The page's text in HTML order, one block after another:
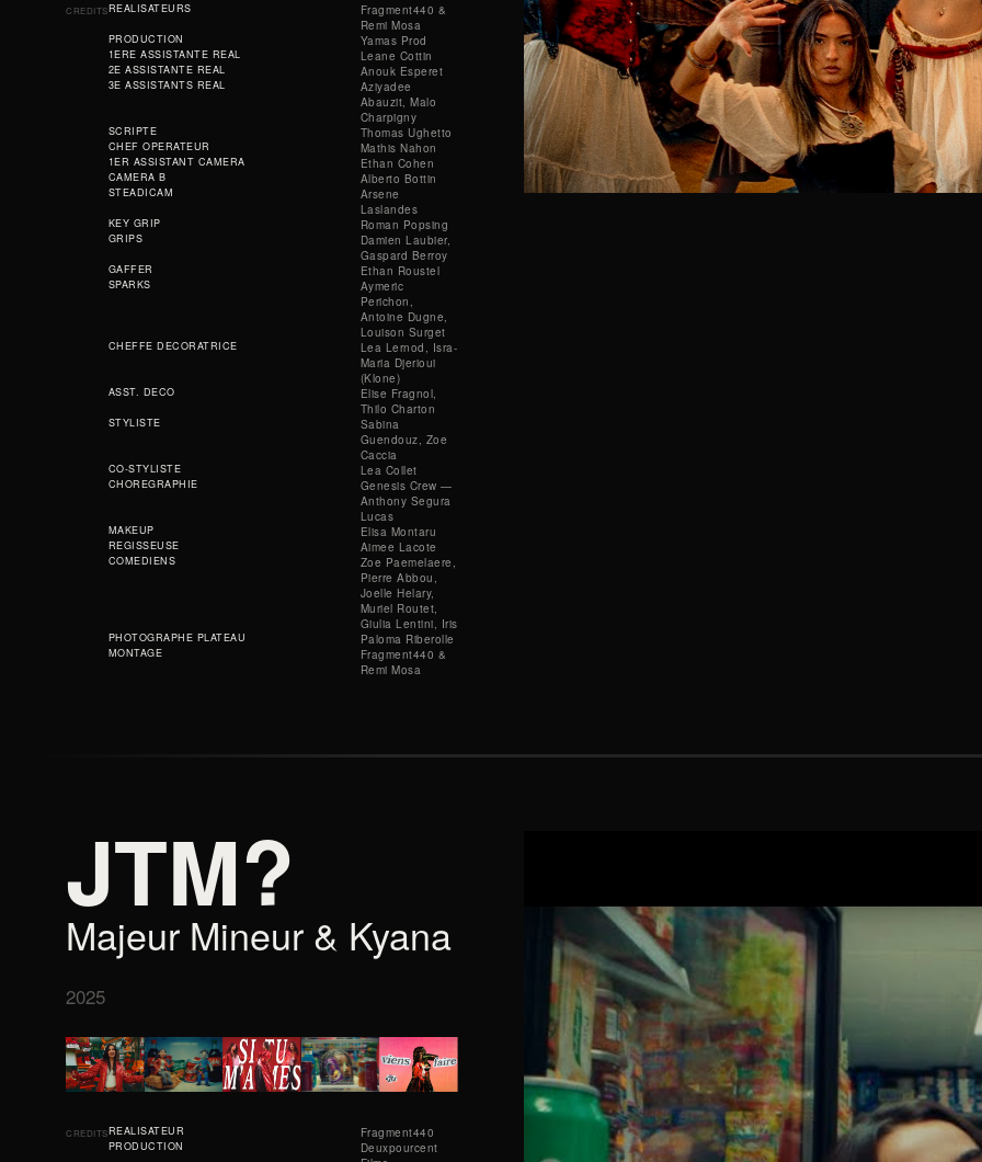
CREDITSREALISATEURS
Fragment440 &
Remi Mosa
PRODUCTION Yamas Prod
1ERE ASSISTANTE REAL Leane Cottin
2E ASSISTANTE REAL Anouk Esperet
3E ASSISTANTS REAL
Aziyadee
Abauzit, Malo
Charpigny
SCRIPTE Thomas Ughetto
CHEF OPERATEUR Mathis Nahon
1ER ASSISTANT CAMERA Ethan Cohen
CAMERA B Alberto Bottin
STEADICAM
Arsene
Laslandes
KEY GRIP Roman Popsing
GRIPS
Damien Laubier,
Gaspard Berroy
GAFFER Ethan Roustel
SPARKS
Aymeric
Perichon,
Antoine Dugne,
Louison Surget
CHEFFE DECORATRICE
Lea Lernod, Isra-
Maria Djerioui
(Klone)
ASST. DECO
Elise Fragnol,
Thilo Charton
STYLISTE
Sabina
Guendouz, Zoe
Caccia
CO-STYLISTE Lea Collet
CHOREGRAPHIE
Genesis Crew —
Anthony Segura
Lucas
MAKEUP Elisa Montaru
REGISSEUSE Aimee Lacote
COMEDIENS
Zoe Paemelaere,
Pierre Abbou,
Joelle Helary,
Muriel Routet,
Giulia Lentini, Iris
PHOTOGRAPHE PLATEAU Paloma Riberolle
MONTAGE
Fragment440 &
Remi Mosa
JTM?
Majeur Mineur & Kyana
2025
CREDITSREALISATEUR Fragment440
PRODUCTION
Deuxpourcent